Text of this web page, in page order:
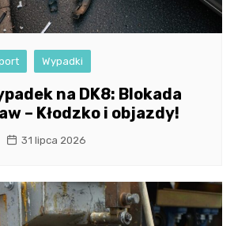
Wypadki
na DK8: Blokada
– Kłodzko i objazdy!
31 lipca 2026